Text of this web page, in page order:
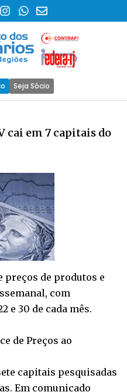
Seja Sócio
cai em 7 capitais do
preços de produtos e
com
e 30 de cada mês.
de Preços ao
capitais pesquisadas
Em comunicado